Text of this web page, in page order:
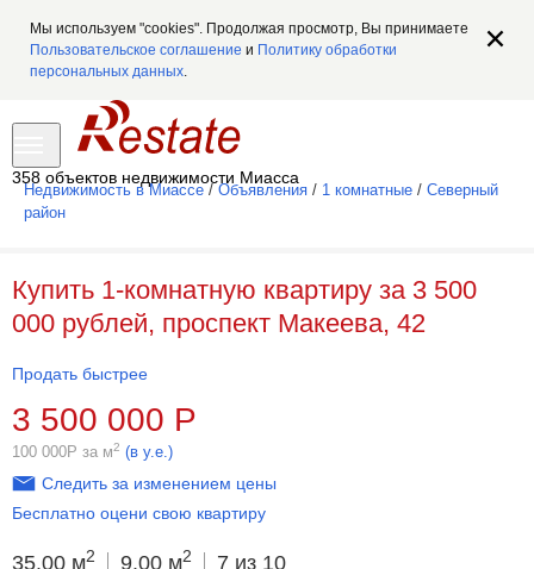
Мы используем "cookies". Продолжая просмотр, Вы принимаете
Пользовательское соглашение и Политику обработки
персональных данных.
358 объектов недвижимости Миасса
Недвижимость в Миассе / Объявления / 1 комнатные / Северный
район
Купить 1-комнатную квартиру за 3 500
000 рублей, проспект Макеева, 42
Продать быстрее
3 500 000 Р
100 000Р за м2 (в у.е.)
Следить за изменением цены
Бесплатно оцени свою квартиру
35.00 м2 9.00 м2 7 из 10